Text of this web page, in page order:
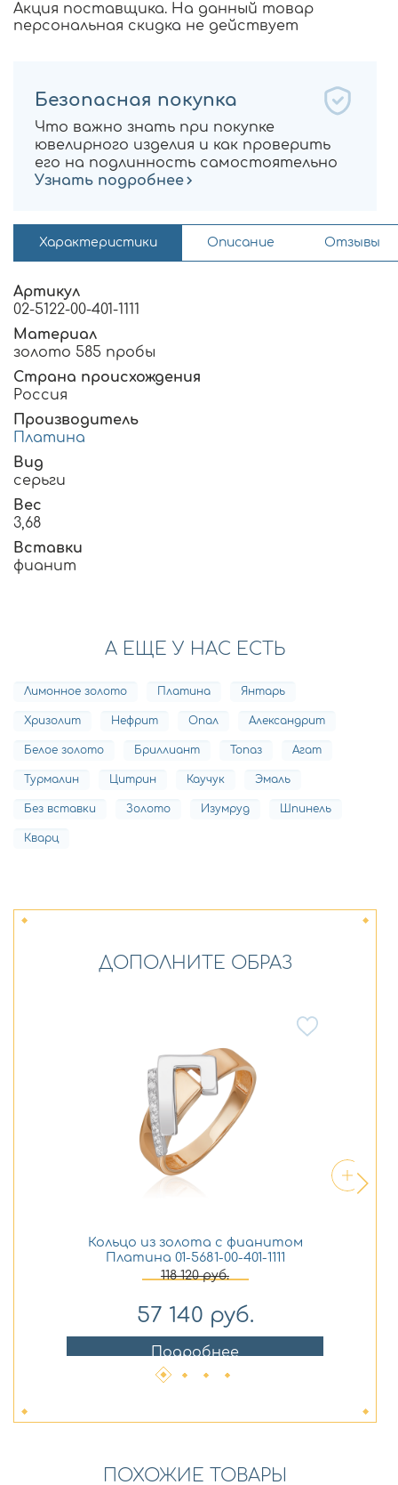
Акция поставщика. На данный товар
персональная скидка не действует
Безопасная покупка
Что важно знать при покупке
ювелирного изделия и как проверить
его на подлинность самостоятельно
Узнать подробнее
Характеристики Описание Отзывы
Артикул
02-5122-00-401-1111
Материал
золото 585 пробы
Страна происхождения
Россия
Производитель
Платина
Вид
серьги
Вес
3,68
Вставки
фианит
А ЕЩЕ У НАС ЕСТЬ
Лимонное золото Платина Янтарь
Хризолит Нефрит Опал Александрит
Белое золото Бриллиант Топаз Агат
Турмалин Цитрин Каучук Эмаль
Без вставки Золото Изумруд Шпинель
Кварц
ДОПОЛНИТЕ ОБРАЗ
Кольцо из золота с фианитом
Платина 01-5681-00-401-1111
118 120руб.
57 140 руб.
Подробнее
ПОХОЖИЕ ТОВАРЫ